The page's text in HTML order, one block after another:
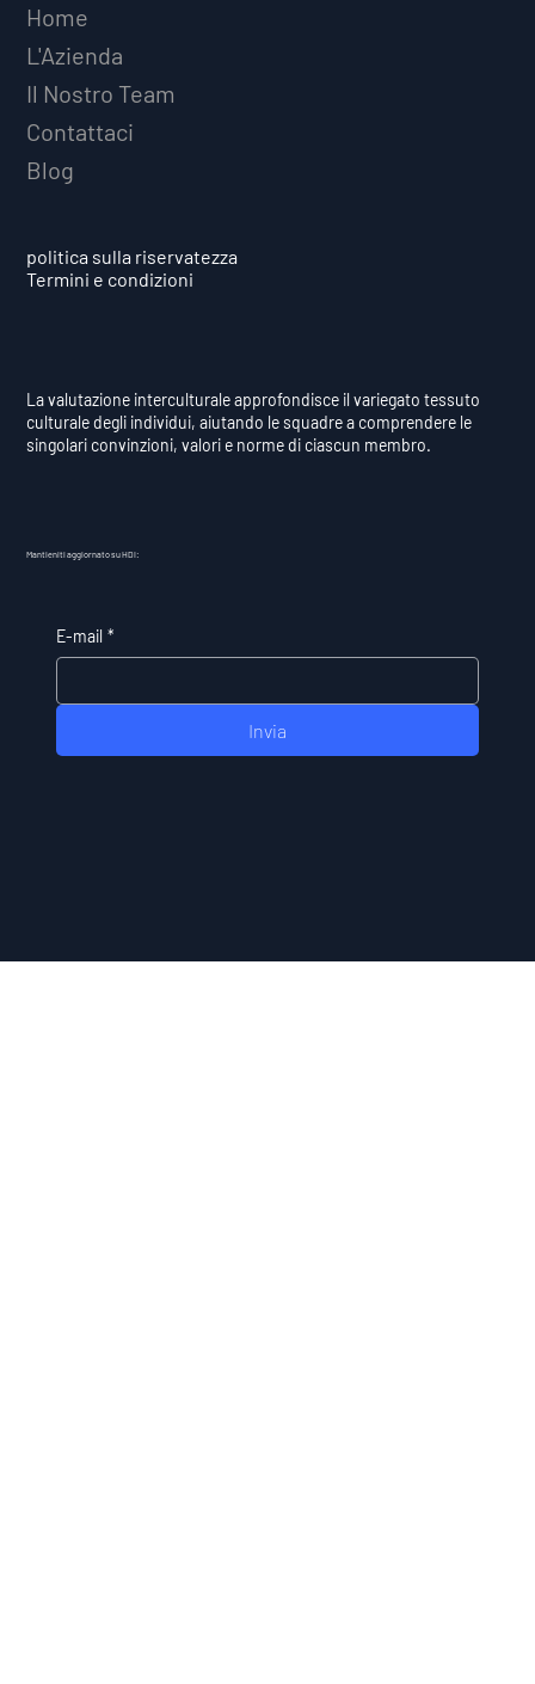
Home
L'Azienda
Il Nostro Team
Contattaci
Blog
politica sulla riservatezza
Termini e condizioni
La valutazione interculturale approfondisce il variegato tessuto
culturale degli individui, aiutando le squadre a comprendere le
singolari convinzioni, valori e norme di ciascun membro.
Mantieniti aggiornato su HDI:
E-mail *
Invia